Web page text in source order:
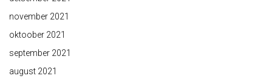
november 2021
oktoober 2021
september 2021
august 2021